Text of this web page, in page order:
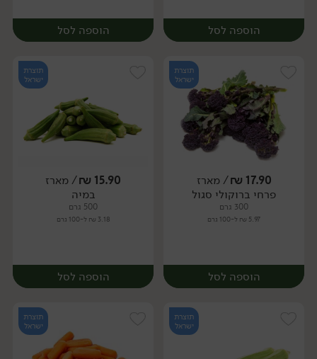
הוספה לסל
מארז
הוספה לסל
מארז
תוצרת
ישראל
17.90
₪/ מארז
פרחי ברוקולי סגול
300 גרם
5.97 ₪ ל-100 גרם
הוספה לסל
תוצרת
ישראל
15.90
₪/ מארז
במיה
500 גרם
3.18 ₪ ל-100 גרם
הוספה לסל
תוצרת
ישראל
תוצרת
ישראל